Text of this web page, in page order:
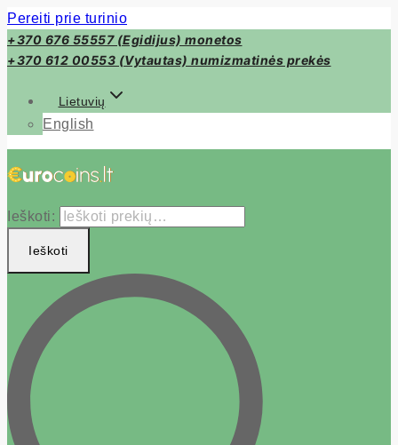
Pereiti prie turinio
+370 676 55557 (Egidijus) monetos
+370 612 00553 (Vytautas) numizmatinės prekės
Lietuvių
English
Ieškoti:
Ieškoti